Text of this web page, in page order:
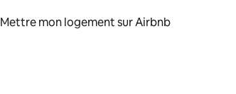
Mettre mon logement sur Airbnb